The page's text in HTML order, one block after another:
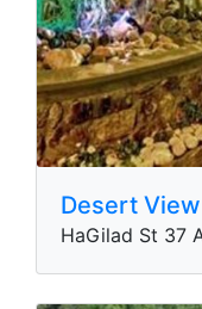
Desert View
HaGilad St 37